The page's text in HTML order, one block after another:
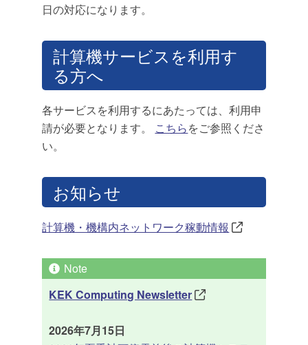
日の対応になります。
計算機サービスを利用す
る方へ
各サービスを利用するにあたっては、利用申
請が必要となります。 こちらをご参照くださ
い。
お知らせ
計算機・機構内ネットワーク稼動情報
KEK Computing Newsletter
2026年7月15日